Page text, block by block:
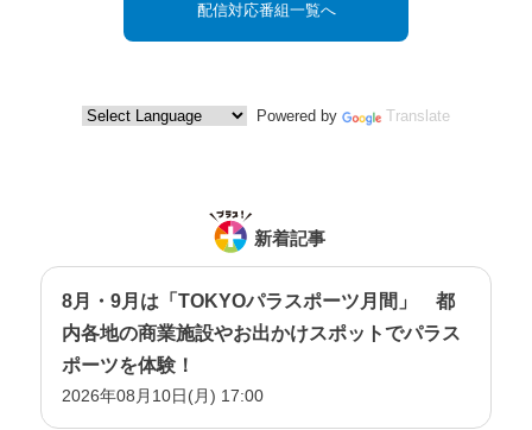
配信対応番組一覧へ
Powered by Translate
新着記事
8月・9月は「TOKYOパラスポーツ月間」 都
内各地の商業施設やお出かけスポットでパラス
ポーツを体験！
2026年08月10日(月) 17:00